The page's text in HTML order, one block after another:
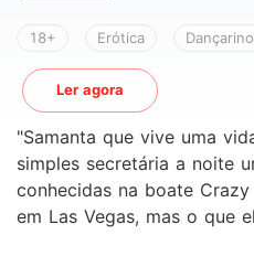
18+ Erótica
Ler agora
"Samanta que vive uma
simples secretária a noite
conhecidas na boate
em Las Vegas, mas o que